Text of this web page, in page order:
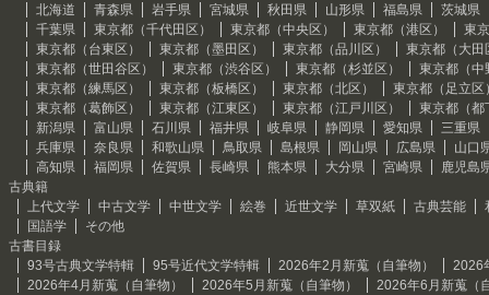
北海道
青森県 岩手県 宮城県 秋田県 山形県 福島県
茨城県
千葉県
東京都（千代田区） 東京都（中央区） 東京都（港区）
東
東京都（台東区）
東京都（墨田区） 東京都（品川区）
東京都（大田
東京都（世田谷区）
東京都（渋谷区） 東京都（杉並区）
東京都（中
東京都（練馬区）
東京都（板橋区） 東京都（北区）
東京都（足立区
東京都（葛飾区）
東京都（江東区） 東京都（江戸川区）
東京都（都
新潟県
富山県 石川県 福井県 岐阜県 静岡県 愛知県
三重県
兵庫県
奈良県 和歌山県 鳥取県 島根県 岡山県 広島県
山口
高知県
福岡県 佐賀県 長崎県 熊本県 大分県 宮崎県
鹿児島
古典籍
上代文学
中古文学 中世文学 絵巻 近世文学 草双紙 古典芸能
国語学
その他
古書目録
93号古典文学特輯
95号近代文学特輯 2026年2月新蒐（自筆物）
2026
2026年4月新蒐（自筆物）
2026年5月新蒐（自筆物）
2026年6月新蒐（